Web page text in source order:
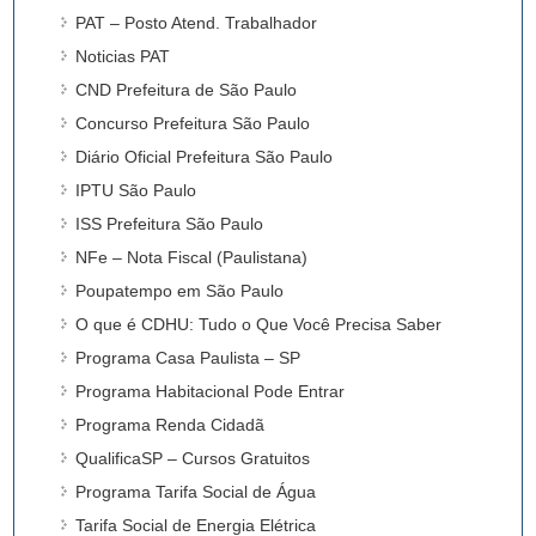
PAT – Posto Atend. Trabalhador
Noticias PAT
CND Prefeitura de São Paulo
Concurso Prefeitura São Paulo
Diário Oficial Prefeitura São Paulo
IPTU São Paulo
ISS Prefeitura São Paulo
NFe – Nota Fiscal (Paulistana)
Poupatempo em São Paulo
O que é CDHU: Tudo o Que Você Precisa Saber
Programa Casa Paulista – SP
Programa Habitacional Pode Entrar
Programa Renda Cidadã
QualificaSP – Cursos Gratuitos
Programa Tarifa Social de Água
Tarifa Social de Energia Elétrica